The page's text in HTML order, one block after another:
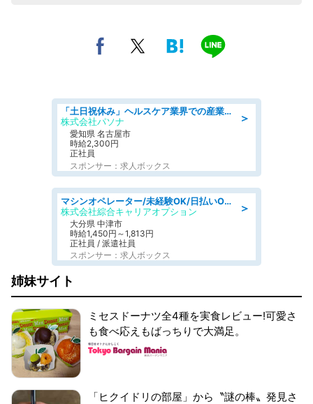
＞
「土日祝休み」ヘルスケア業界での産業保健師業務/看護師/高時給/未経験OK/要資格:正看護師
株式会社パソナ
愛知県 名古屋市
時給2,300円
正社員
スポンサー：求人ボックス
＞
マシンオペレーター/未経験OK/日払いOK/寮費無料/交替制/20・30・40代活躍中
株式会社綜合キャリアオプション
大分県 中津市
時給1,450円～1,813円
正社員 / 派遣社員
スポンサー：求人ボックス
姉妹サイト
ミセスドーナツ全4種を実食レビュー!可愛さ
も食べ応えもばっちりで大満足。
「ヒクイドリの部屋」から〝謎の棒〟発見さ